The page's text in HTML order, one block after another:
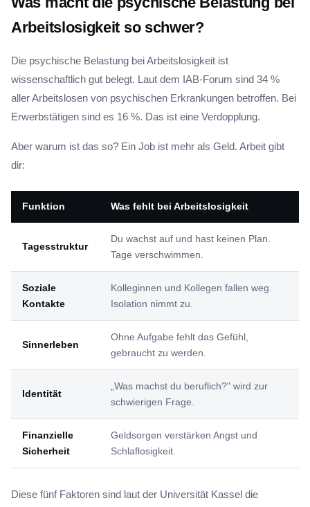
Arbeitslosigkeit so schwer?
Die psychische Belastung bei Arbeitslosigkeit ist
wissenschaftlich gut belegt. Laut dem IAB-Forum sind 34 %
aller Arbeitslosen von psychischen Erkrankungen betroffen. Bei
Erwerbstätigen sind es 16 %. Das ist eine Verdopplung.
Aber warum ist das so? Ein Job ist mehr als Geld. Arbeit gibt
dir:
Funktion Was fehlt bei Arbeitslosigkeit
Tagesstruktur
Du wachst auf und hast keinen Plan.
Tage verschwimmen.
Soziale
Kontakte
Kolleginnen und Kollegen fallen weg.
Isolation nimmt zu.
Sinnerleben
Ohne Aufgabe fehlt das Gefühl,
gebraucht zu werden.
Identität
„Was machst du beruflich?" wird zur
schwierigen Frage.
Finanzielle
Sicherheit
Geldsorgen verstärken Angst und
Schlaflosigkeit.
Diese fünf Faktoren sind laut der Universität Kassel die